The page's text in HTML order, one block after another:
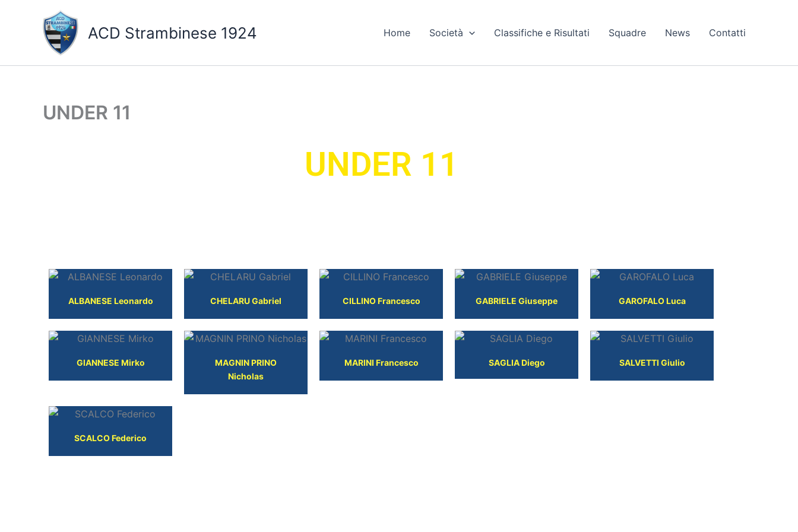
contenuto
ACD Strambinese 1924 Home Società Classifiche e Risultati Squadre News Contatti
UNDER 11
UNDER 11
ALBANESE Leonardo CHELARU Gabriel CILLINO Francesco GABRIELE Giuseppe GAROFALO Luca
GIANNESE Mirko
MAGNIN PRINO
Nicholas
MARINI Francesco SAGLIA Diego SALVETTI Giulio
SCALCO Federico